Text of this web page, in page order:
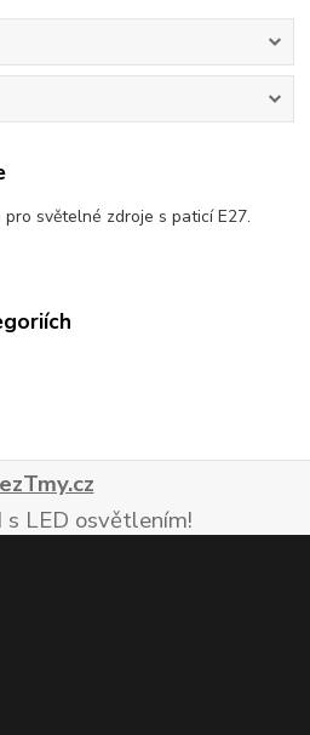
světelné zdroje s paticí E27.
s LED osvětlením!